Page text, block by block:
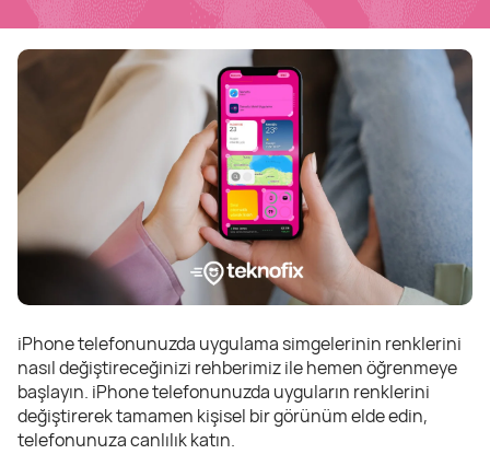
iPhone telefonunuzda uygulama simgelerinin renklerini
nasıl değiştireceğinizi rehberimiz ile hemen öğrenmeye
başlayın. iPhone telefonunuzda uyguların renklerini
değiştirerek tamamen kişisel bir görünüm elde edin,
telefonunuza canlılık katın.